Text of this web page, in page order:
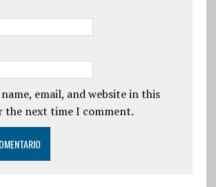
name, email, and website in this
the next time I comment.